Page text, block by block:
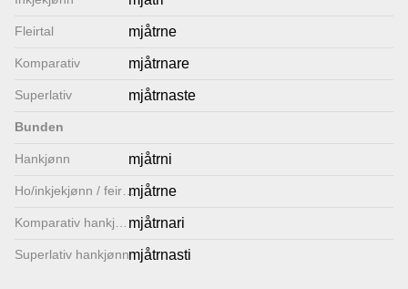
Fleirtal mjåtrne
Komparativ mjåtrnare
Superlativ mjåtrnaste
Bunden
Hankjønn mjåtrni
Ho/inkjekjønn / feirtal
mjåtrne
mjåtrnari
Superlativ hankjønnmjåtrnasti
Kontakt